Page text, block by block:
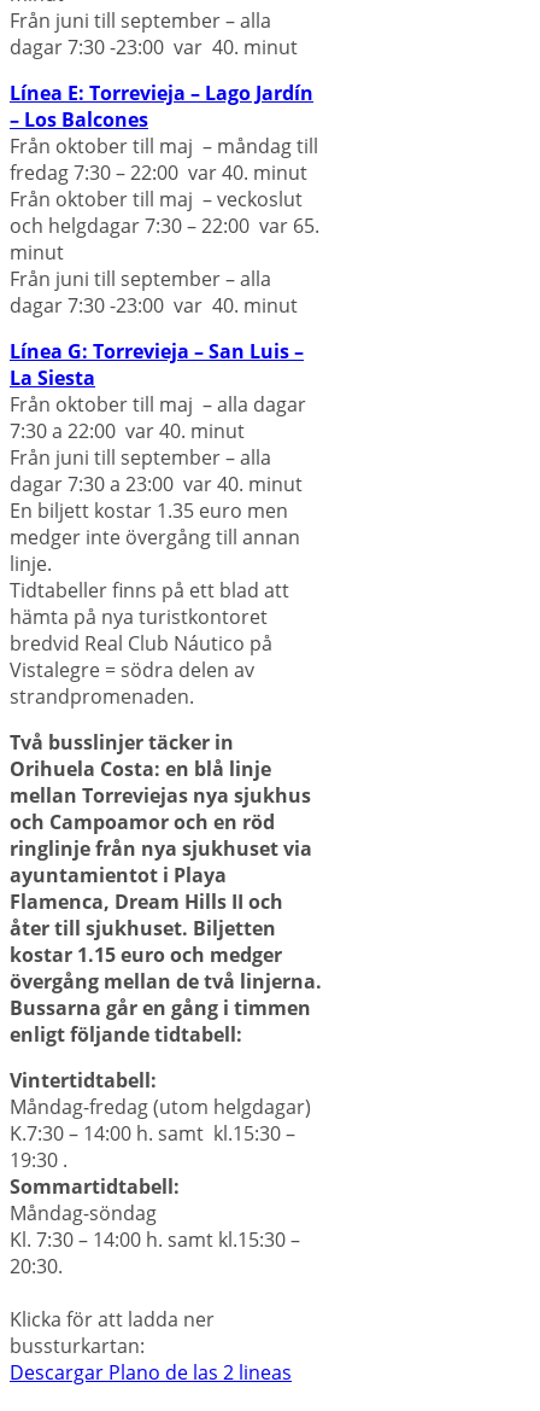
Från juni till september – alla
dagar 7:30 -23:00 var 40. minut
Línea E: Torrevieja – Lago Jardín
– Los Balcones
Från oktober till maj – måndag till
fredag 7:30 – 22:00 var 40. minut
Från oktober till maj – veckoslut
och helgdagar 7:30 – 22:00 var 65.
minut
Från juni till september – alla
dagar 7:30 -23:00 var 40. minut
Línea G: Torrevieja – San Luis –
La Siesta
Från oktober till maj – alla dagar
7:30 a 22:00 var 40. minut
Från juni till september – alla
dagar 7:30 a 23:00 var 40. minut
En biljett kostar 1.35 euro men
medger inte övergång till annan
linje.
Tidtabeller finns på ett blad att
hämta på nya turistkontoret
bredvid Real Club Náutico på
Vistalegre = södra delen av
strandpromenaden.
Två busslinjer täcker in
Orihuela Costa: en blå linje
mellan Torreviejas nya sjukhus
och Campoamor och en röd
ringlinje från nya sjukhuset via
ayuntamientot i Playa
Flamenca, Dream Hills II och
åter till sjukhuset. Biljetten
kostar 1.15 euro och medger
övergång mellan de två linjerna.
Bussarna går en gång i timmen
enligt följande tidtabell:
Vintertidtabell:
Måndag-fredag (utom helgdagar)
K.7:30 – 14:00 h. samt kl.15:30 –
19:30 .
Sommartidtabell:
Måndag-söndag
Kl. 7:30 – 14:00 h. samt kl.15:30 –
20:30.
Klicka för att ladda ner
bussturkartan:
Descargar Plano de las 2 lineas